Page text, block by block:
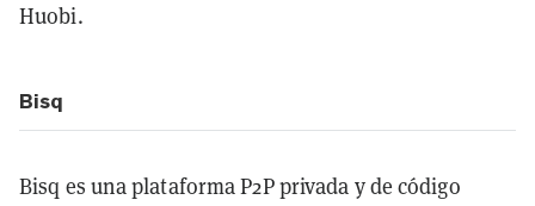
Huobi.
Bisq
Bisq es una plataforma P2P privada y de código